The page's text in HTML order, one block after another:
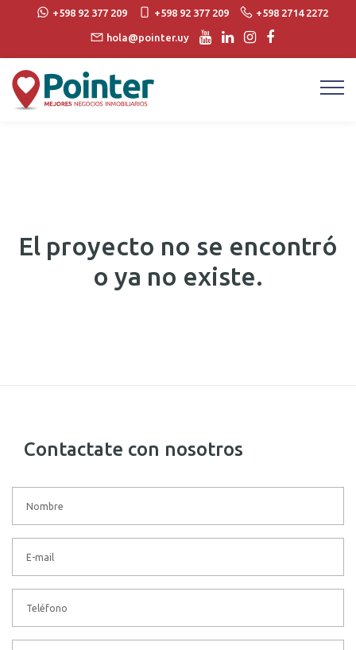
+598 92 377 209 +598 92 377 209 +598 2714 2272
hola@pointer.uy
El proyecto no se encontró
o ya no existe.
Contactate con nosotros